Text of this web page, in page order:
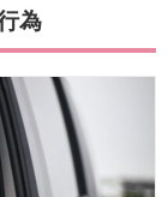
為